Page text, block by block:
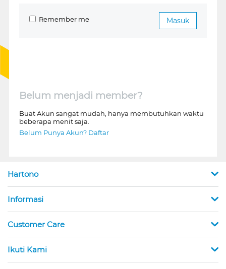
Masuk
Remember me
Belum menjadi member?
Buat Akun sangat mudah, hanya membutuhkan waktu
beberapa menit saja.
Belum Punya Akun? Daftar
Hartono
Informasi
Customer Care
Ikuti Kami